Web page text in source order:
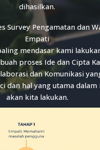
dihasilkan.
Survey Pengamatan dan
Empati
mendasar kami
proses Ide dan Cipta
dan Komunikasi
dan hal yang utama
akan kita lakukan.